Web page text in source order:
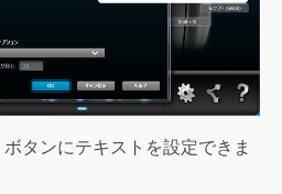
タンにテキストを設定できま